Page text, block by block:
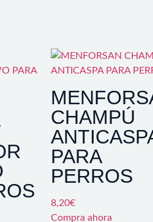
CHAMPÚ
PARA
PERROS
8,20€
Compra ahora